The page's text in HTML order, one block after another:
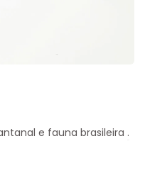
e fauna brasileira .